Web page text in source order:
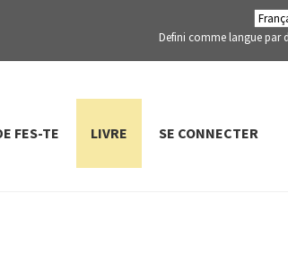
Defini comme langue par
FES-TE LIVRE SE CONNECTER